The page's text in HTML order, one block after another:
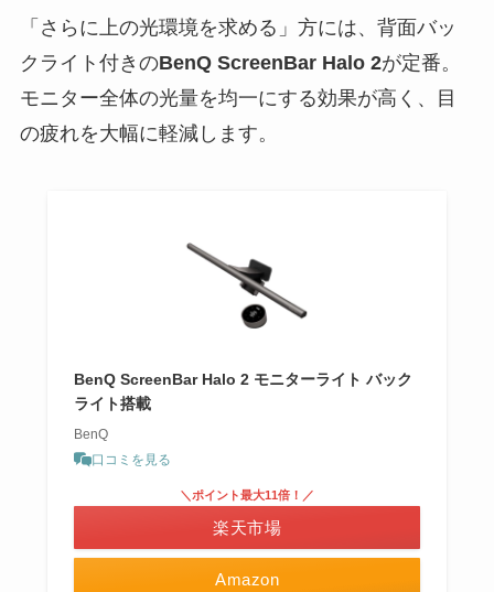
「さらに上の光環境を求める」方には、背面バッ
クライト付きのBenQ ScreenBar Halo 2が定番。
モニター全体の光量を均一にする効果が高く、目
の疲れを大幅に軽減します。
BenQ ScreenBar Halo 2 モニターライト バック
ライト搭載
BenQ
口コミを見る
Amazon
＼ポイント最大11倍！／
楽天市場